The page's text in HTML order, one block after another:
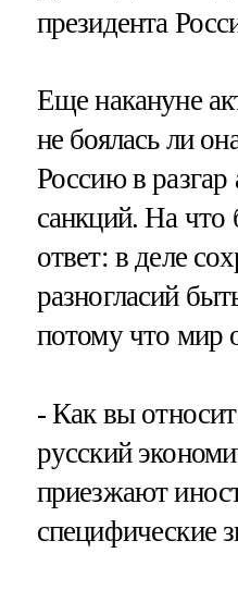
президента
Еще накануне
не боялась ли
Россию в разгар
санкций. На что
ответ: в деле
разногласий
потому что мир
- Как вы
русский
приезжают
специфические